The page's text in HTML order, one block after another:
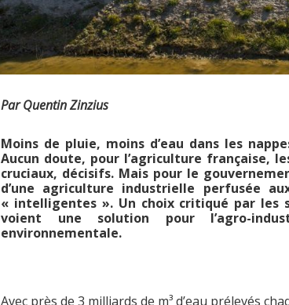
Par Quentin Zinzius
Moins de pluie, moins d’eau dans les
Aucun doute, pour l’agriculture française,
cruciaux, décisifs. Mais pour le
d’une agriculture industrielle perfusée
« intelligentes ». Un choix critiqué par
voient une solution pour l’agro-
environnementale.
Avec près de 3 milliards de m³ d’eau prélevés